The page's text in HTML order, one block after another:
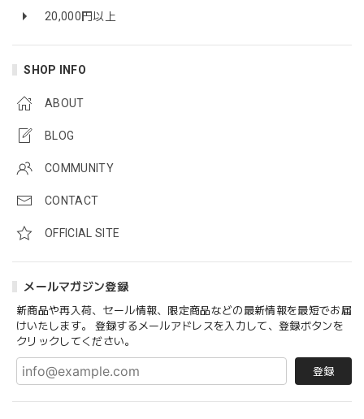
20,000円以上
SHOP INFO
ABOUT
BLOG
COMMUNITY
CONTACT
OFFICIAL SITE
メールマガジン登録
新商品や再入荷、セール情報、限定商品などの最新情報を最短でお届
けいたします。 登録するメールアドレスを入力して、登録ボタンを
クリックしてください。
登録